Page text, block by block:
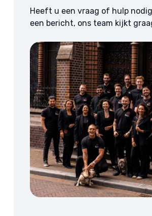
Heeft u een vraag of hulp
een bericht, ons team kijkt